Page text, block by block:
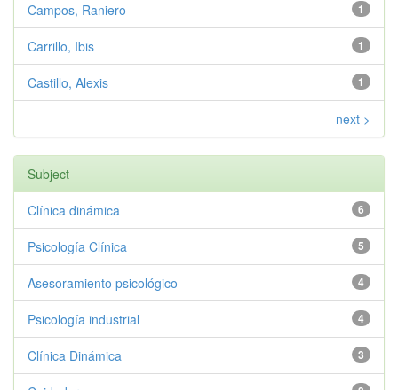
1
Campos, Raniero
1
Carrillo, Ibis
1
Castillo, Alexis
next >
Subject
6
Clínica dinámica
5
Psicología Clínica
4
Asesoramiento psicológico
4
Psicología industrial
3
Clínica Dinámica